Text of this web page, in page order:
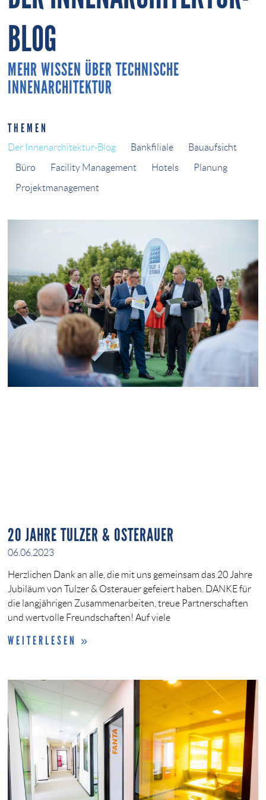
BLOG
MEHR WISSEN ÜBER TECHNISCHE
INNENARCHITEKTUR
THEMEN
Der Innenarchitektur-Blog Bankfiliale
Bauaufsicht
Büro
Facility Management Hotels
Planung
Projektmanagement
20 JAHRE TULZER & OSTERAUER
06.06.2023
Herzlichen Dank an alle, die mit uns gemeinsam das 20 Jahre
Jubiläum von Tulzer & Osterauer gefeiert haben. DANKE für
die langjährigen Zusammenarbeiten, treue Partnerschaften
und wertvolle Freundschaften! Auf viele
WEITERLESEN »